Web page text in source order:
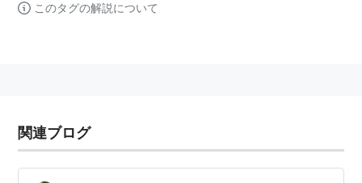
このタグの解説について
関連ブログ